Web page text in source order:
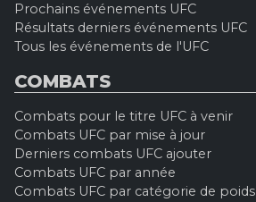
Prochains événements UFC
Résultats derniers événements UFC
Tous les événements de l'UFC
COMBATS
Combats pour le titre UFC à venir
Combats UFC par mise à jour
Derniers combats UFC ajouter
Combats UFC par année
Combats UFC par catégorie de poids